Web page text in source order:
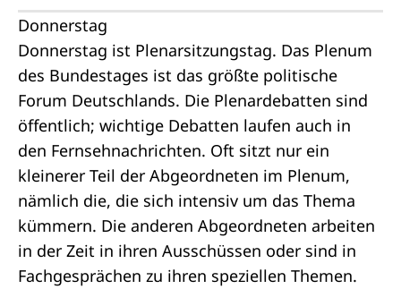
Donnerstag
Donnerstag ist Plenarsitzungstag. Das Plenum
des Bundestages ist das größte politische
Forum Deutschlands. Die Plenardebatten sind
öffentlich; wichtige Debatten laufen auch in
den Fernsehnachrichten. Oft sitzt nur ein
kleinerer Teil der Abgeordneten im Plenum,
nämlich die, die sich intensiv um das Thema
kümmern. Die anderen Abgeordneten arbeiten
in der Zeit in ihren Ausschüssen oder sind in
Fachgesprächen zu ihren speziellen Themen.